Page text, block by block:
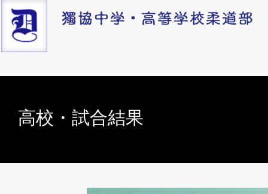
高校・試合結果